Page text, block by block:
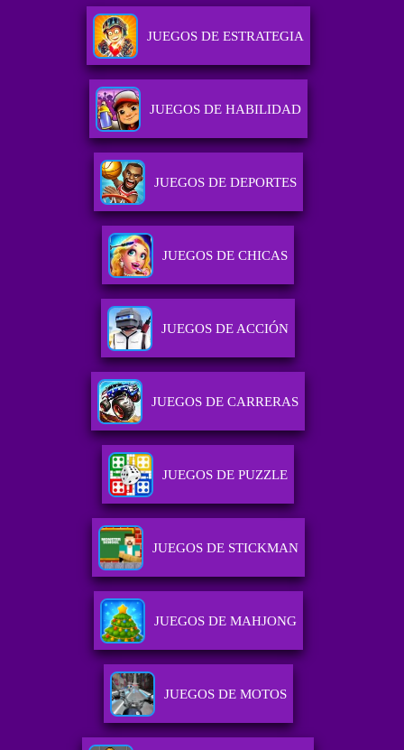
JUEGOS DE ESTRATEGIA
JUEGOS DE HABILIDAD
JUEGOS DE DEPORTES
JUEGOS DE CHICAS
JUEGOS DE ACCIÓN
JUEGOS DE CARRERAS
JUEGOS DE PUZZLE
JUEGOS DE STICKMAN
JUEGOS DE MAHJONG
JUEGOS DE MOTOS